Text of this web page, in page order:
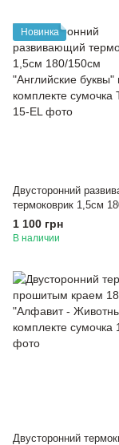
Новинка
Двусторонний
термоковрик 1,5см
"Английские буквы" в
комплекте сумочка
1 100 грн
В наличии
Двусторонний